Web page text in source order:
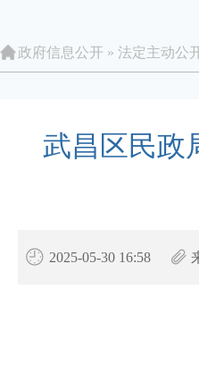
政府信息公开 » 法定主动公
武昌区民政
2025-05-30 16:58